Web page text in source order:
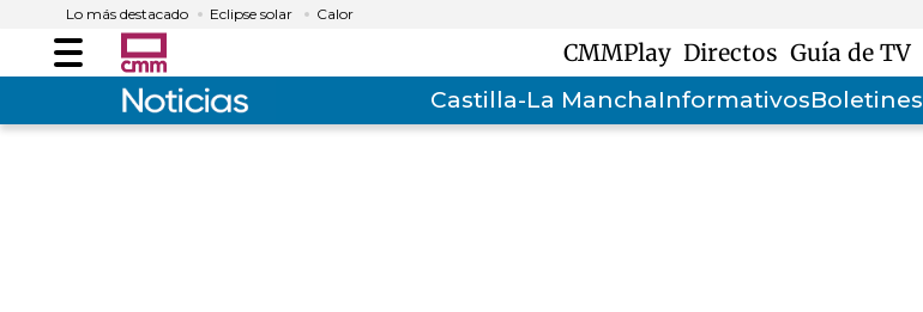
Lo más destacado Eclipse solar Calor
Menú CMMPlay Directos Guía de TV
Castilla-La ManchaInformativosBoletines